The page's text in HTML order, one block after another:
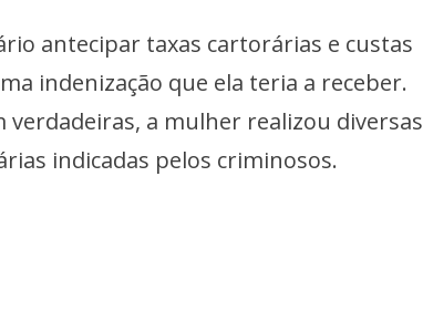
antecipar taxas cartorárias e custas
indenização que ela teria a receber.
verdadeiras, a mulher realizou diversas
indicadas pelos criminosos.